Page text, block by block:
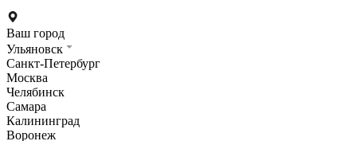
Ваш город
Ульяновск
Санкт-Петербург
Москва
Челябинск
Самара
Калининград
Воронеж